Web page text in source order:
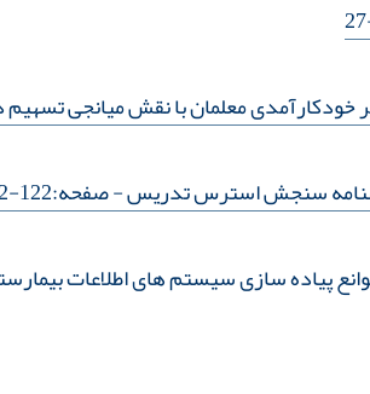
خودکارآمدی معلمان با نقش میانجی
سنجش استرس تدریس- صفحه:122-152
پیاده سازی سیستم های اطلاعات